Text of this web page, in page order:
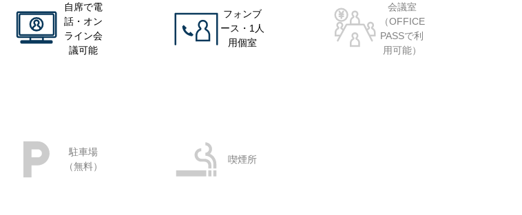
自席で電
話・オン
ライン会
議可能
フォンブ
ース・1人
用個室
会議室
（OFFICE
PASSで利
用可能）
駐車場
（無料）
喫煙所